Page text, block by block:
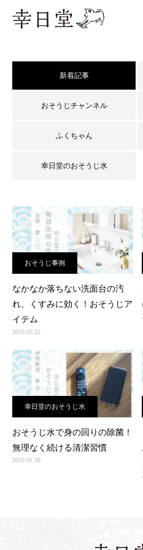
新着記事
おそうじチャンネル
ふくちゃん
幸日堂のおそうじ水
おそうじ事例
なかなか落ちない洗面台の汚
れ、くすみに効く！おそうじア
イテム
2026.05.22
幸日堂のおそうじ水
おそうじ水で身の回りの除菌！
無理なく続ける清潔習慣
2026.01.30